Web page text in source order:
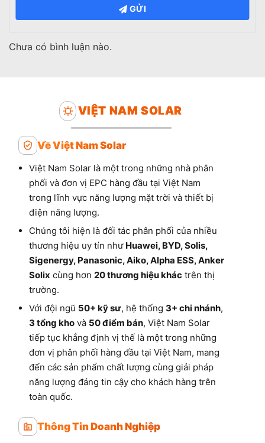
GỬI
Chưa có bình luận nào.
VIỆT NAM SOLAR
Về Việt Nam Solar
Việt Nam Solar là một trong những nhà phân
phối và đơn vị EPC hàng đầu tại Việt Nam
trong lĩnh vực năng lượng mặt trời và thiết bị
điện năng lượng.
Chúng tôi hiện là đối tác phân phối của nhiều
thương hiệu uy tín như Huawei, BYD, Solis,
Sigenergy, Panasonic, Aiko, Alpha ESS, Anker
Solix cùng hơn 20 thương hiệu khác trên thị
trường.
Với đội ngũ 50+ kỹ sư, hệ thống 3+ chi nhánh,
3 tổng kho và 50 điểm bán, Việt Nam Solar
tiếp tục khẳng định vị thế là một trong những
đơn vị phân phối hàng đầu tại Việt Nam, mang
đến các sản phẩm chất lượng cùng giải pháp
năng lượng đáng tin cậy cho khách hàng trên
toàn quốc.
Thông Tin Doanh Nghiệp